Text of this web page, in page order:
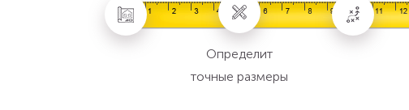
Определит
точные размеры